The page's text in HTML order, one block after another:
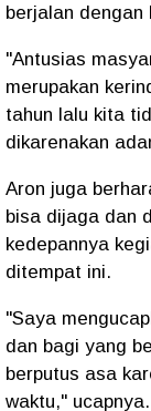
berjalan dengan
"Antusias
merupakan
tahun lalu kita
dikarenakan
Aron juga
bisa dijaga dan
kedepannya
ditempat ini.
"Saya
dan bagi yang
berputus asa
waktu," ucapnya.